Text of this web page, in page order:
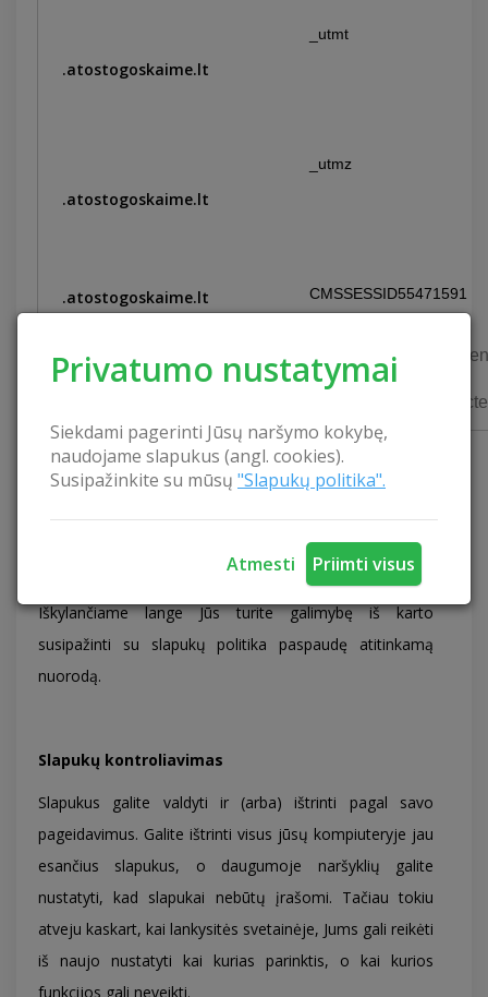
Privatumo nustatymai
Siekdami pagerinti Jūsų naršymo kokybę,
naudojame slapukus (angl. cookies).
Susipažinkite su mūsų "Slapukų politika".
Atmesti Priimti visus
.atostogoskaime.lt
_utmt
.atostogoskaime.lt
_utmz
.atostogoskaime.lt CMSSESSID55471591
.atostogoskaime.lt
Apsilankant internetinėje svetainėje pirmą kartą Jūs
esate informuojami, jog svetainėje naudojami slapukai.
Iškylančiame lange Jūs turite galimybę iš karto
susipažinti su slapukų politika paspaudę atitinkamą
nuorodą.
Slapukų kontroliavimas
Slapukus galite valdyti ir (arba) ištrinti pagal savo
pageidavimus. Galite ištrinti visus jūsų kompiuteryje jau
esančius slapukus, o daugumoje naršyklių galite
nustatyti, kad slapukai nebūtų įrašomi. Tačiau tokiu
atveju kaskart, kai lankysitės svetainėje, Jums gali reikėti
iš naujo nustatyti kai kurias parinktis, o kai kurios
funkcijos gali neveikti.